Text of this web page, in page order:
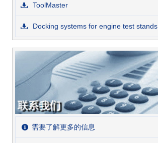
ToolMaster
Docking systems for engine test stands
需要了解更多的信息